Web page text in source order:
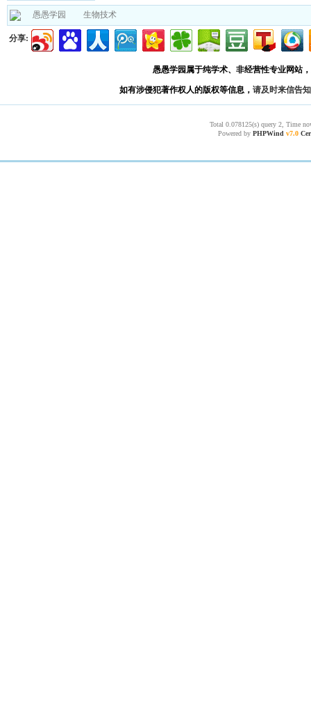
愚愚学园 生物技术
分享:
愚愚学园属于纯学术、非经营性专业网站
如有涉侵犯著作权人的版权等信息， 请及时来信告知
Total 0.078125(s) query 2, Time
Powered by PHPWind v7.0